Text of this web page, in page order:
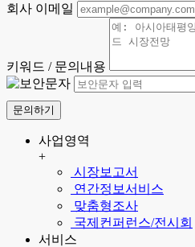
회사 이메일
키워드 / 문의내용
문의하기
사업영역
+
시장보고서
연간정보서비스
맞춤형조사
국제컨퍼런스/전시회
서비스